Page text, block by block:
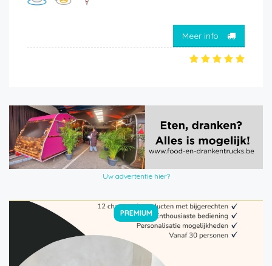
Meer info
Uw advertentie hier?
PREMIUM